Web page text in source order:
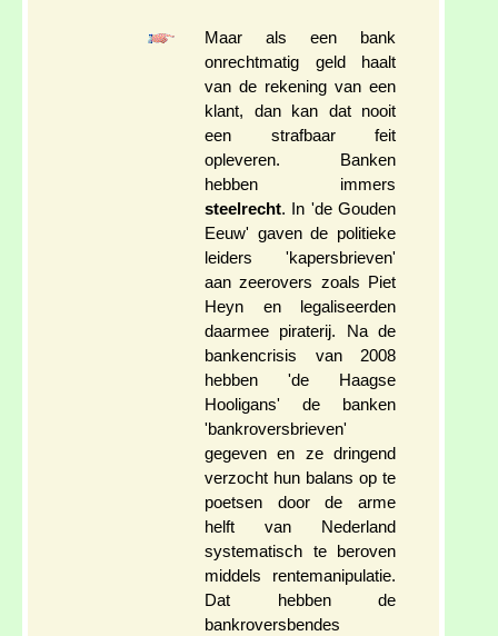
Maar als een bank
onrechtmatig geld haalt
van de rekening van een
klant, dan kan dat nooit
een strafbaar feit
opleveren. Banken
hebben immers
steelrecht. In 'de Gouden
Eeuw' gaven de politieke
leiders 'kapersbrieven'
aan zeerovers zoals Piet
Heyn en legaliseerden
daarmee piraterij. Na de
bankencrisis van 2008
hebben 'de Haagse
Hooligans' de banken
'bankroversbrieven'
gegeven en ze dringend
verzocht hun balans op te
poetsen door de arme
helft van Nederland
systematisch te beroven
middels rentemanipulatie.
Dat hebben de
bankroversbendes